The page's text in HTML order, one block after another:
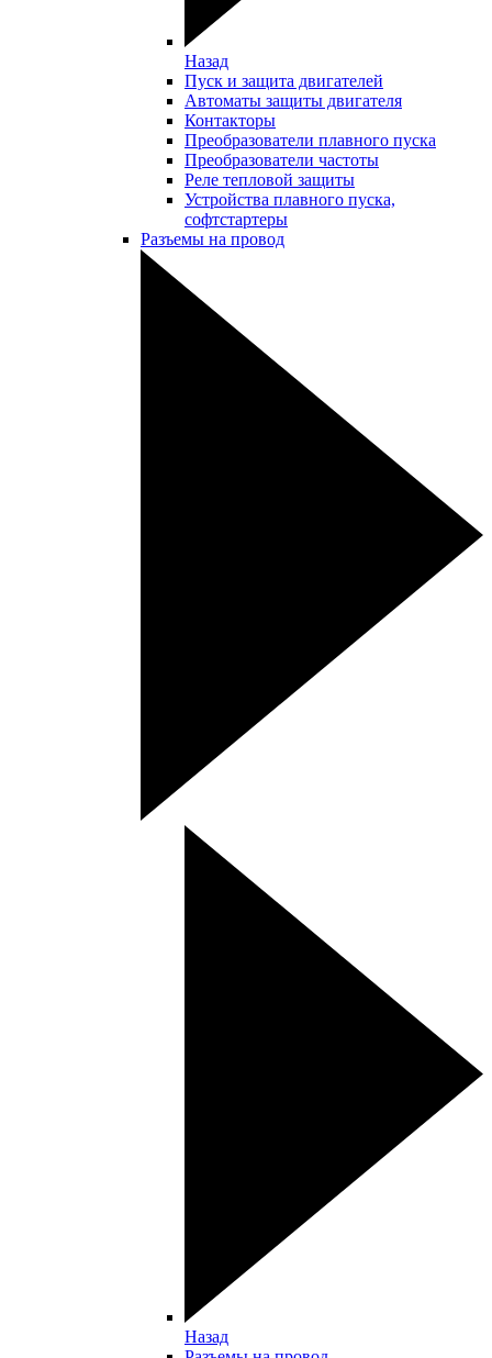
Назад
Пуск и защита двигателей
Автоматы защиты двигателя
Контакторы
Преобразователи плавного пуска
Преобразователи частоты
Реле тепловой защиты
Устройства плавного пуска,
софтстартеры
Разъемы на провод
Назад